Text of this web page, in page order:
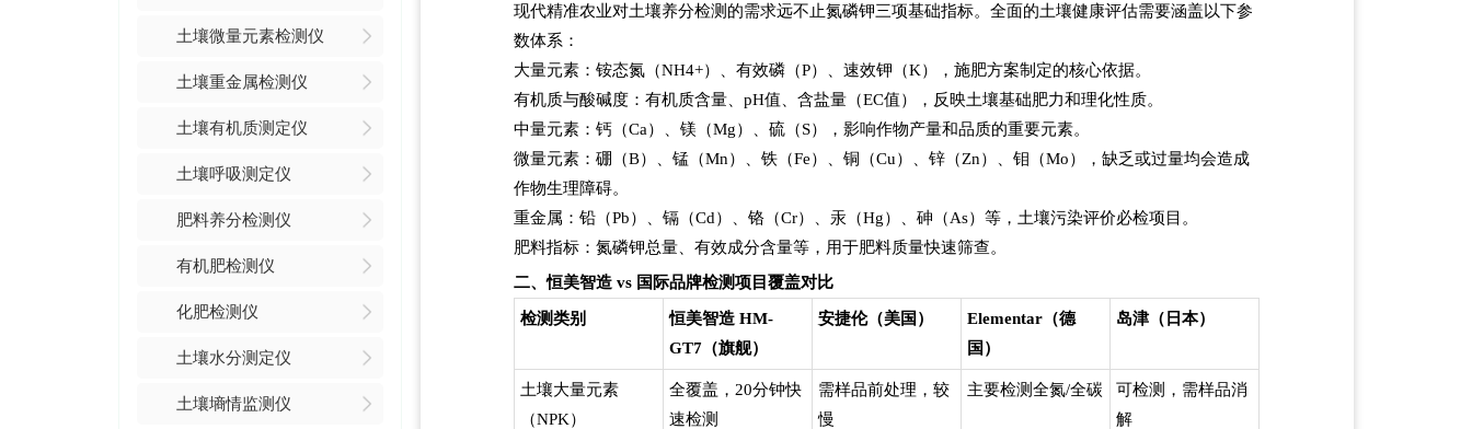
土壤微量元素检测仪
土壤重金属检测仪
土壤有机质测定仪
土壤呼吸测定仪
肥料养分检测仪
有机肥检测仪
化肥检测仪
土壤水分测定仪
土壤墒情监测仪
现代精准农业对土壤养分检测的需求远不止氮磷钾三项基础指标。全面的土壤健康评估需要涵盖以下参
数体系：
大量元素：铵态氮（NH4+）、有效磷（P）、速效钾（K），施肥方案制定的核心依据。
有机质与酸碱度：有机质含量、pH值、含盐量（EC值），反映土壤基础肥力和理化性质。
中量元素：钙（Ca）、镁（Mg）、硫（S），影响作物产量和品质的重要元素。
微量元素：硼（B）、锰（Mn）、铁（Fe）、铜（Cu）、锌（Zn）、钼（Mo），缺乏或过量均会造成
作物生理障碍。
重金属：铅（Pb）、镉（Cd）、铬（Cr）、汞（Hg）、砷（As）等，土壤污染评价必检项目。
肥料指标：氮磷钾总量、有效成分含量等，用于肥料质量快速筛查。
二、恒美智造 vs 国际品牌检测项目覆盖对比
检测类别
恒美智造 HM-
GT7（旗舰）
安捷伦（美国）
Elementar（德
国）
岛津（日本）
土壤大量元素
（NPK）
全覆盖，20分钟快
速检测
需样品前处理，较
慢
主要检测全氮/全碳
可检测，需样品消
解